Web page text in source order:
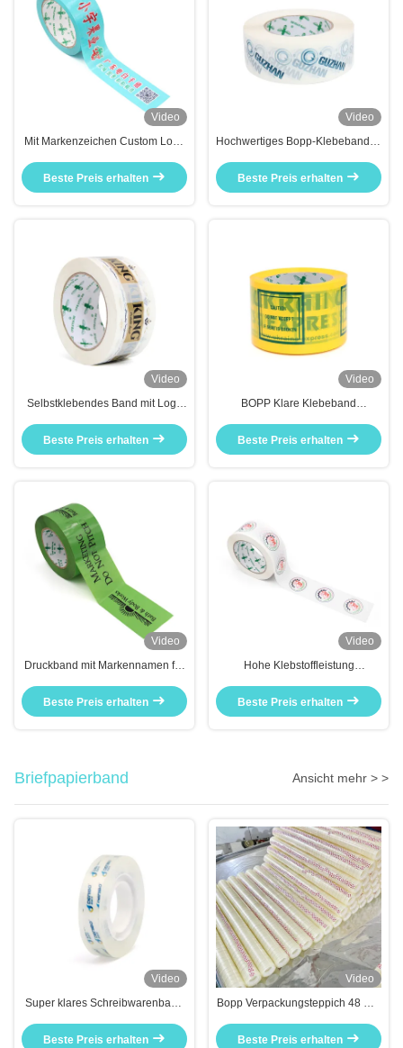
Video
Mit Markenzeichen Custom Logo
Verpackungsteppich Fabrik
Herstellung
Beste Preis erhalten
Video
Hochwertiges Bopp-Klebeband in
Design-Logo
Beste Preis erhalten
Video
Selbstklebendes Band mit Logo
Beste Preis erhalten
Video
BOPP Klare Klebeband
Verpackungskartons
Beste Preis erhalten
Video
Druckband mit Markennamen für
Beste Preis erhalten
Video
Hohe Klebstoffleistung
Logo Farbband
Beste Preis erhalten
Briefpapierband Ansicht mehr > >
Video
Super klares Schreibwarenband
Beste Preis erhalten
Video
Bopp Verpackungsteppich 48 mm
Beste Preis erhalten